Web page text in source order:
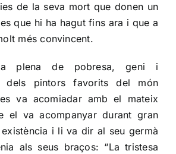
de la seva mort que donen un
que hi ha hagut fins ara i que a
més convincent.
plena de pobresa, geni i
dels pintors favorits del món
va acomiadar amb el mateix
el va acompanyar durant gran
i li va dir al seu germà
als seus braços: “La tristesa